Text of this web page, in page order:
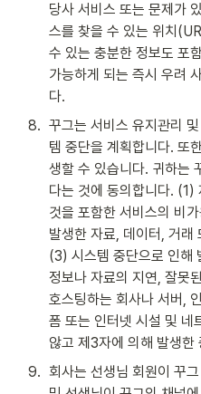
당사 서비스 또는 문제가
스를 찾을 수 있는 위치
수 있는 충분한 정보도 포
가능하게 되는 즉시 우려
다.
8. 꾸그는 서비스 유지관리
템 중단을 계획합니다. 또
생할 수 있습니다. 귀하는
다는 것에 동의합니다. (1)
것을 포함한 서비스의 비
발생한 자료, 데이터, 거래
(3) 시스템 중단으로 인해
정보나 자료의 지연, 잘못
호스팅하는 회사나 서버,
폼 또는 인터넷 시설 및 네
않고 제3자에 의해 발생한
9. 회사는 선생님 회원이 꾸